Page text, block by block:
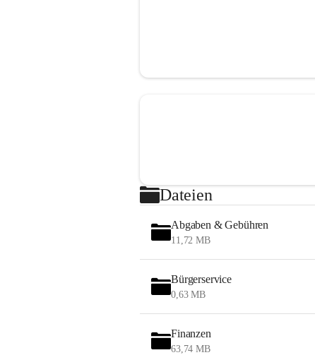
Dateien
Abgaben & Gebühren
11,72 MB
Bürgerservice
0,63 MB
Finanzen
63,74 MB